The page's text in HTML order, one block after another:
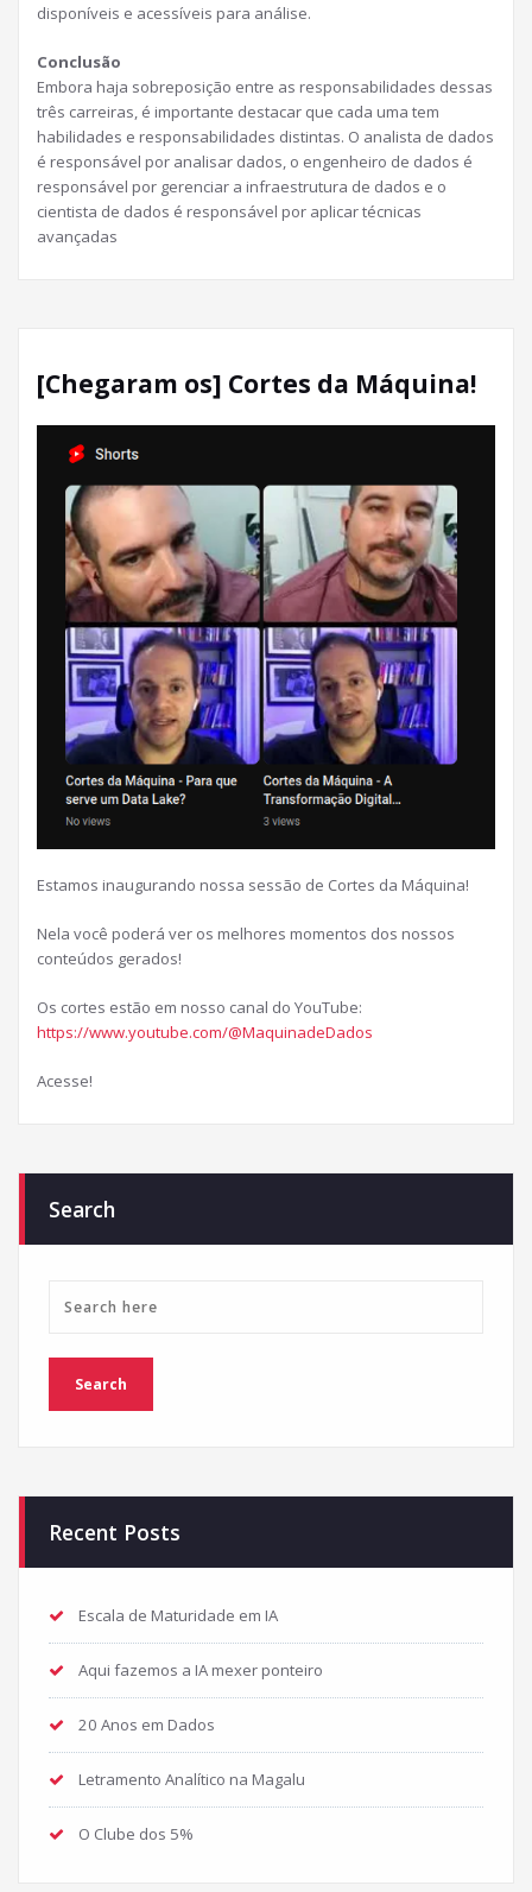
disponíveis e acessíveis para análise.
Conclusão
Embora haja sobreposição entre as responsabilidades dessas
três carreiras, é importante destacar que cada uma tem
habilidades e responsabilidades distintas. O analista de dados
é responsável por analisar dados, o engenheiro de dados é
responsável por gerenciar a infraestrutura de dados e o
cientista de dados é responsável por aplicar técnicas
avançadas
[Chegaram os] Cortes da Máquina!
Estamos inaugurando nossa sessão de Cortes da Máquina!
Nela você poderá ver os melhores momentos dos nossos
conteúdos gerados!
Os cortes estão em nosso canal do YouTube:
https://www.youtube.com/@MaquinadeDados
Acesse!
Search
Recent Posts
Escala de Maturidade em IA
Aqui fazemos a IA mexer ponteiro
20 Anos em Dados
Letramento Analítico na Magalu
O Clube dos 5%